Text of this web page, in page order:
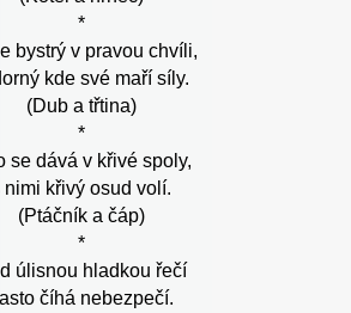
*
bystrý v pravou chvíli,
kde své maří síly.
(Dub a třtina)
*
se dává v křivé spoly,
nimi křivý osud volí.
(Ptáčník a čáp)
*
úlisnou hladkou řečí
číhá nebezpečí.